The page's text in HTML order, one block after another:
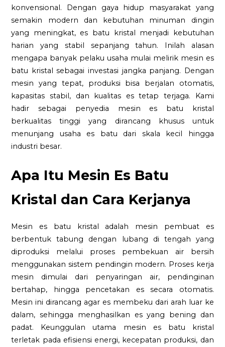
konvensional. Dengan gaya hidup masyarakat yang
semakin modern dan kebutuhan minuman dingin
yang meningkat, es batu kristal menjadi kebutuhan
harian yang stabil sepanjang tahun. Inilah alasan
mengapa banyak pelaku usaha mulai melirik mesin es
batu kristal sebagai investasi jangka panjang. Dengan
mesin yang tepat, produksi bisa berjalan otomatis,
kapasitas stabil, dan kualitas es tetap terjaga. Kami
hadir sebagai penyedia mesin es batu kristal
berkualitas tinggi yang dirancang khusus untuk
menunjang usaha es batu dari skala kecil hingga
industri besar.
Apa Itu Mesin Es Batu
Kristal dan Cara Kerjanya
Mesin es batu kristal adalah mesin pembuat es
berbentuk tabung dengan lubang di tengah yang
diproduksi melalui proses pembekuan air bersih
menggunakan sistem pendingin modern. Proses kerja
mesin dimulai dari penyaringan air, pendinginan
bertahap, hingga pencetakan es secara otomatis.
Mesin ini dirancang agar es membeku dari arah luar ke
dalam, sehingga menghasilkan es yang bening dan
padat. Keunggulan utama mesin es batu kristal
terletak pada efisiensi energi, kecepatan produksi, dan